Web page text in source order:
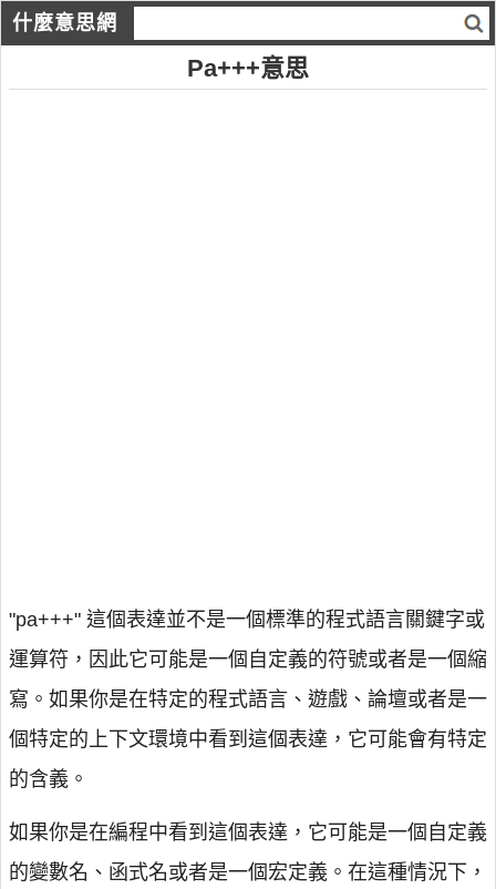
什麼意思網
Pa+++意思
"pa+++" 這個表達並不是一個標準的程式語言關鍵字或
運算符，因此它可能是一個自定義的符號或者是一個縮
寫。如果你是在特定的程式語言、遊戲、論壇或者是一
個特定的上下文環境中看到這個表達，它可能會有特定
的含義。
如果你是在編程中看到這個表達，它可能是一個自定義
的變數名、函式名或者是一個宏定義。在這種情況下，